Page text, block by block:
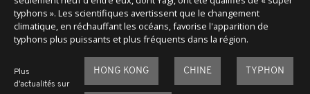
typhons ». Les scientifiques avertissent que le changement
climatique, en réchauffant les océans, favorise l'apparition de
typhons plus puissants et plus fréquents dans la région.
Plus
d'actualités sur
HONG KONG CHINE TYPHON